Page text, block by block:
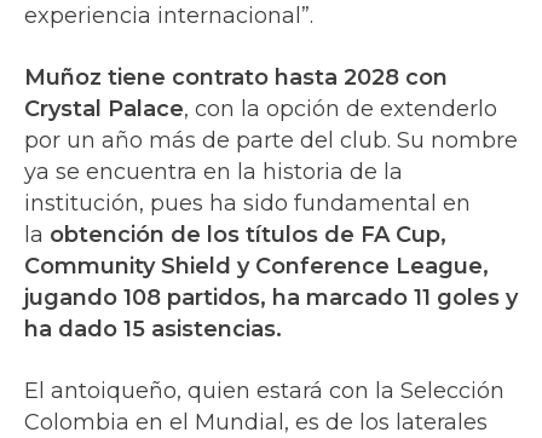
experiencia internacional”.
Muñoz tiene contrato hasta 2028 con
Crystal Palace, con la opción de extenderlo
por un año más de parte del club. Su nombre
ya se encuentra en la historia de la
institución, pues ha sido fundamental en
la obtención de los títulos de FA Cup,
Community Shield y Conference League,
jugando 108 partidos, ha marcado 11 goles y
ha dado 15 asistencias.
El antoiqueño, quien estará con la Selección
Colombia en el Mundial, es de los laterales